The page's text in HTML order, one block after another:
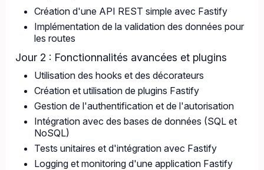
Création d'une API REST simple avec Fastify
Implémentation de la validation des données pour
les routes
Jour 2 : Fonctionnalités avancées et plugins
Utilisation des hooks et des décorateurs
Création et utilisation de plugins Fastify
Gestion de l'authentification et de l'autorisation
Intégration avec des bases de données (SQL et
NoSQL)
Tests unitaires et d'intégration avec Fastify
Logging et monitoring d'une application Fastify